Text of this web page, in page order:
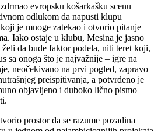
evropsku košarkašku scenu
odlukom da napusti klupu
je mnoge zatekao i otvorio pitanje
Iako ostaje u klubu, Mesina je jasno
da bude faktor podela, niti teret koji,
sa onoga što je najvažnije – igre na
neočekivano na prvi pogled, zapravo
preispitivanja, a potvrđeno je
objavljeno i duboko lično pismo
prostor da se razume pozadina